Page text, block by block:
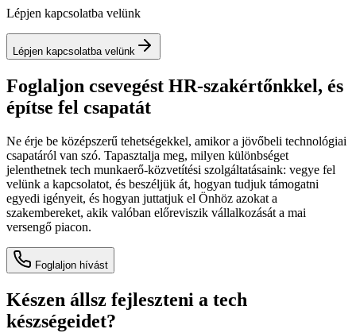
Lépjen kapcsolatba velünk
Lépjen kapcsolatba velünk
Foglaljon csevegést HR-szakértőnkkel, és
építse fel csapatát
Ne érje be középszerű tehetségekkel, amikor a jövőbeli technológiai
csapatáról van szó. Tapasztalja meg, milyen különbséget
jelenthetnek tech munkaerő-közvetítési szolgáltatásaink: vegye fel
velünk a kapcsolatot, és beszéljük át, hogyan tudjuk támogatni
egyedi igényeit, és hogyan juttatjuk el Önhöz azokat a
szakembereket, akik valóban előreviszik vállalkozását a mai
versengő piacon.
Foglaljon hívást
Készen állsz fejleszteni a tech
készségeidet?